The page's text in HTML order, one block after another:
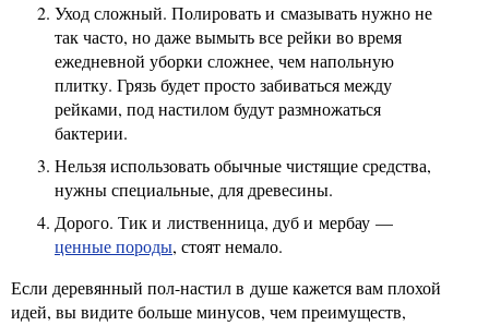
Уход сложный. Полировать и смазывать нужно не
так часто, но даже вымыть все рейки во время
ежедневной уборки сложнее, чем напольную
плитку. Грязь будет просто забиваться между
рейками, под настилом будут размножаться
бактерии.
Нельзя использовать обычные чистящие средства,
нужны специальные, для древесины.
Дорого. Тик и лиственница, дуб и мербау —
ценные породы, стоят немало.
Если деревянный пол-настил в душе кажется вам плохой
идей, вы видите больше минусов, чем преимуществ,